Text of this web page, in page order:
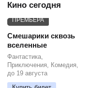
Кино сегодня
ПРЕМЬЕРА
Смешарики сквозь
вселенные
Фантастика,
Приключения, Комедия,
до 19 августа